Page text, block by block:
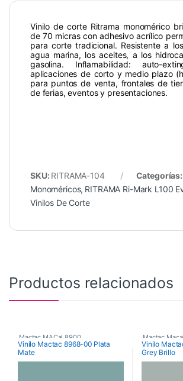
Vinilo de corte Ritrama monomérico
de 70 micras con adhesivo acrílico
para corte tradicional. Resistente a
agua marina, los aceites, a los
gasolina. Inflamabilidad: auto-
aplicaciones de corto y medio plazo
para puntos de venta, frontales de
de ferias, eventos y presentaciones.
SKU: RITRAMA-104
Categorías:
Monoméricos, RITRAMA Ri-Mark L100
Vinilos De Corte
Productos relacionados
Mactac MACal 8900
Monoméricos
Vinilo Mactac 8968-00 Plata
Mate
Mactac
Poliméricos
Vinilo
Grey Brillo